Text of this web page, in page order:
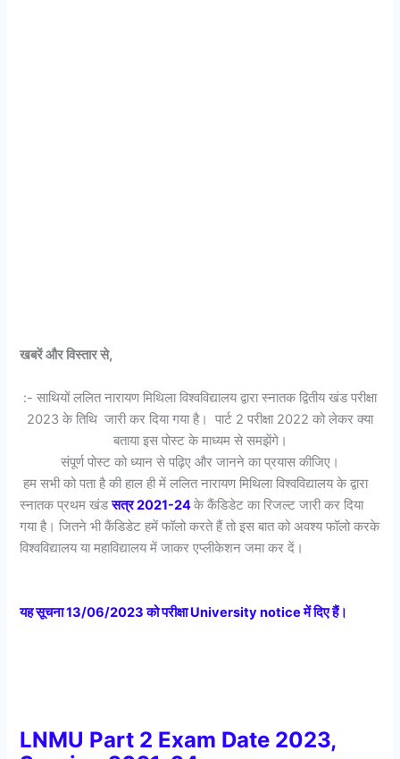
खबरें और विस्तार से,
:- साथियों ललित नारायण मिथिला विश्वविद्यालय द्वारा स्नातक द्वितीय खंड परीक्षा
2023 के तिथि जारी कर दिया गया है। पार्ट 2 परीक्षा 2022 को लेकर क्या
बताया इस पोस्ट के माध्यम से समझेंगे।
संपूर्ण पोस्ट को ध्यान से पढ़िए और जानने का प्रयास कीजिए।
हम सभी को पता है की हाल ही में ललित नारायण मिथिला विश्वविद्यालय के द्वारा
स्नातक प्रथम खंडसत्र 2021-24के कैंडिडेट का रिजल्ट जारी कर दिया
गया है। जितने भी कैंडिडेट हमें फॉलो करते हैं तो इस बात को अवश्य फॉलो करके
विश्वविद्यालय या महाविद्यालय में जाकर एप्लीकेशन जमा कर दें।
यह सूचना 13/06/2023 को परीक्षा University notice में दिए हैं।
LNMU Part 2 Exam Date 2023,